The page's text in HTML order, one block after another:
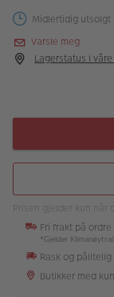
Merker
Fotokurs
Butikkoversikt
Midlertidig utsolgt
Varsle meg
Lagerstatus i
Prisen gjelder kun
Fri frakt på
*Gjelder
Rask og
Butikker med